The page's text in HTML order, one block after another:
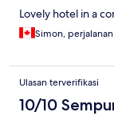
Lovely hotel in a
Simon, perjalanan
Ulasan terverifikasi
10/10